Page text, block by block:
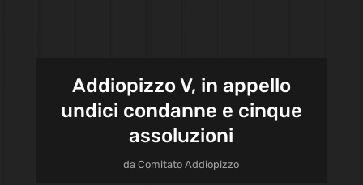
Addiopizzo V, in appello
undici condanne e cinque
assoluzioni
daComitato Addiopizzo